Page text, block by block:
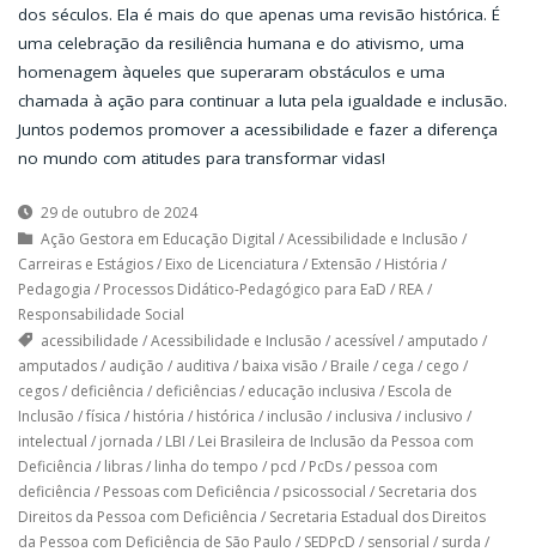
dos séculos. Ela é mais do que apenas uma revisão histórica. É
uma celebração da resiliência humana e do ativismo, uma
homenagem àqueles que superaram obstáculos e uma
chamada à ação para continuar a luta pela igualdade e inclusão.
Juntos podemos promover a acessibilidade e fazer a diferença
no mundo com atitudes para transformar vidas!
29 de outubro de 2024
Ação Gestora em Educação Digital /Acessibilidade e Inclusão /
Carreiras e Estágios/ Eixo de Licenciatura / Extensão / História /
Pedagogia / Processos Didático-Pedagógico para EaD / REA/
Responsabilidade Social
acessibilidade /Acessibilidade e Inclusão / acessível / amputado /
amputados/ audição / auditiva / baixa visão / Braile / cega / cego /
cegos/ deficiência / deficiências/ educação inclusiva / Escola de
Inclusão /física / história / histórica / inclusão / inclusiva / inclusivo /
intelectual / jornada / LBI / Lei Brasileira de Inclusão da Pessoa com
Deficiência / libras/ linha do tempo / pcd / PcDs/ pessoa com
deficiência / Pessoas com Deficiência / psicossocial / Secretaria dos
Direitos da Pessoa com Deficiência / Secretaria Estadual dos Direitos
da Pessoa com Deficiência de São Paulo / SEDPcD / sensorial / surda /